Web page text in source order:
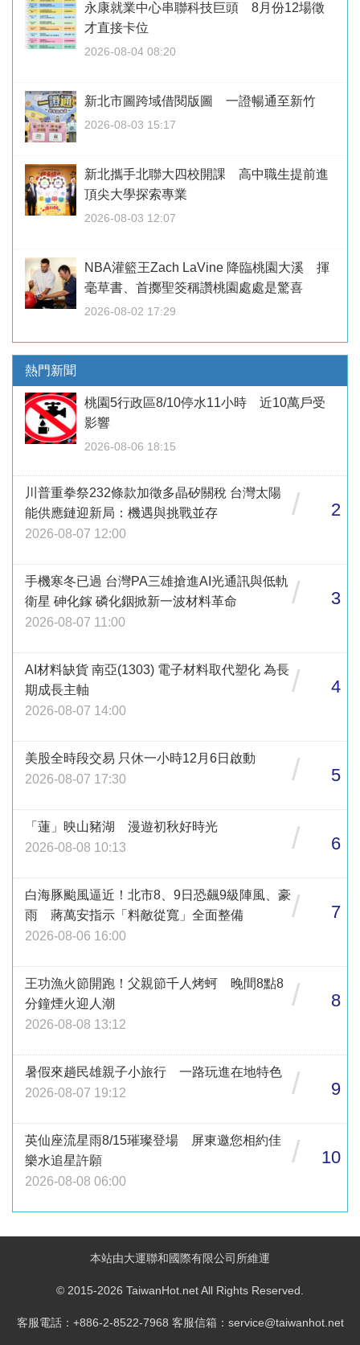
永康就業中心串聯科技巨頭 8月份12場徵
才直接卡位
2026-08-04 08:20
新北市圖跨域借閱版圖 一證暢通至新竹
2026-08-03 15:17
新北攜手北聯大四校開課 高中職生提前進
頂尖大學探索專業
2026-08-03 12:07
NBA灌籃王Zach LaVine 降臨桃園大溪 揮
毫草書、首擲聖筊稱讚桃園處處是驚喜
2026-08-02 17:29
熱門新聞
桃園5行政區8/10停水11小時 近10萬戶受
影響
2026-08-06 18:15
川普重拳祭232條款加徵多晶矽關稅 台灣太陽
能供應鏈迎新局：機遇與挑戰並存
2026-08-07 12:00
/ 2
手機寒冬已過 台灣PA三雄搶進AI光通訊與低軌
衛星 砷化鎵 磷化銦掀新一波材料革命
2026-08-07 11:00
/ 3
AI材料缺貨 南亞(1303) 電子材料取代塑化 為長
期成長主軸
2026-08-07 14:00
/ 4
美股全時段交易 只休一小時12月6日啟動
2026-08-07 17:30
/ 5
「蓮」映山豬湖 漫遊初秋好時光
2026-08-08 10:13
/ 6
白海豚颱風逼近！北市8、9日恐飆9級陣風、豪
雨 蔣萬安指示「料敵從寬」全面整備
2026-08-06 16:00
/ 7
王功漁火節開跑！父親節千人烤蚵 晚間8點8
分鐘煙火迎人潮
2026-08-08 13:12
/ 8
暑假來趟民雄親子小旅行 一路玩進在地特色
2026-08-07 19:12
/ 9
英仙座流星雨8/15璀璨登場 屏東邀您相約佳
樂水追星許願
2026-08-08 06:00
/ 10
本站由大運聯和國際有限公司所維運
© 2015-2026 TaiwanHot.net All Rights Reserved.
客服電話：+886-2-8522-7968 客服信箱：service@taiwanhot.net